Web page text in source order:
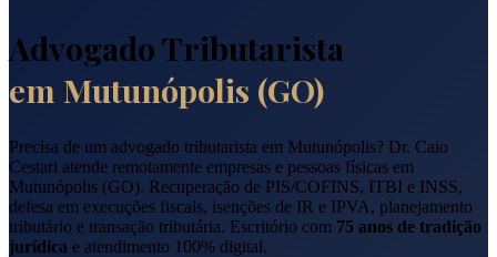
Advogado Tributarista
em Mutunópolis (GO)
Precisa de um advogado tributarista em Mutunópolis? Dr. Caio
Cestari atende remotamente empresas e pessoas físicas em
Mutunópolis (GO). Recuperação de PIS/COFINS, ITBI e INSS,
defesa em execuções fiscais, isenções de IR e IPVA, planejamento
tributário e transação tributária. Escritório com 75 anos de tradição
jurídica e atendimento 100% digital.